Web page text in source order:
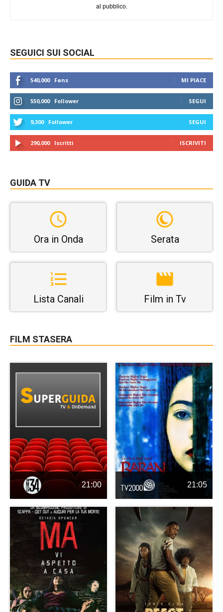
al pubblico.
SEGUICI SUI SOCIAL
540,000 Fans MI PIACE
550,000 Follower SEGUI
9,300 Follower SEGUI
290,000 Iscritti ISCRIVITI
GUIDA TV
Ora in Onda Serata
Lista Canali Film in Tv
FILM STASERA
21:00 21:05